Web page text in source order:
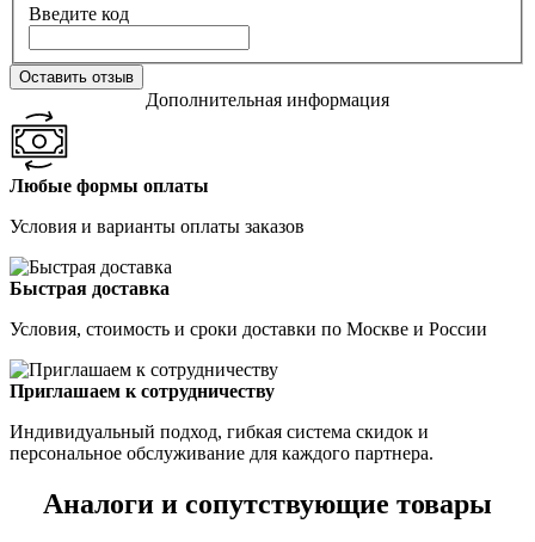
Введите код
Оставить отзыв
Дополнительная информация
Любые формы оплаты
Условия и варианты оплаты заказов
Быстрая доставка
Условия, стоимость и сроки доставки по Москве и России
Приглашаем к сотрудничеству
Индивидуальный подход, гибкая система скидок и
персональное обслуживание для каждого партнера.
Аналоги и сопутствующие товары